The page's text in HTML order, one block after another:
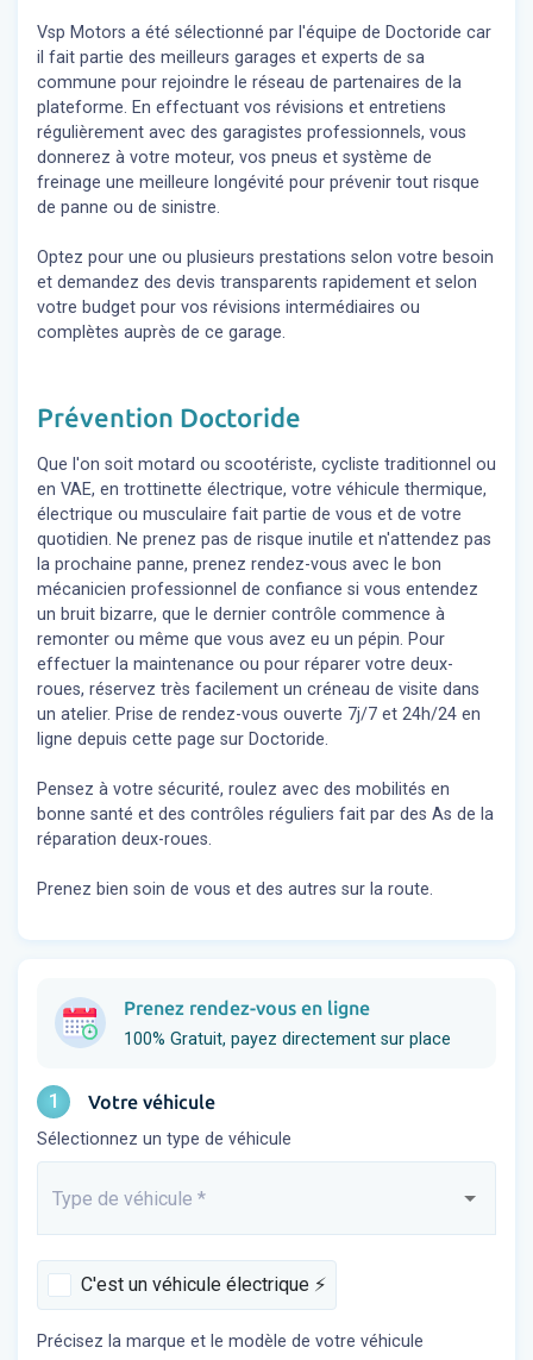
Vsp Motors a été sélectionné par l'équipe de Doctoride car
il fait partie des meilleurs garages et experts de sa
commune pour rejoindre le réseau de partenaires de la
plateforme. En effectuant vos révisions et entretiens
régulièrement avec des garagistes professionnels, vous
donnerez à votre moteur, vos pneus et système de
freinage une meilleure longévité pour prévenir tout risque
de panne ou de sinistre.
Optez pour une ou plusieurs prestations selon votre besoin
et demandez des devis transparents rapidement et selon
votre budget pour vos révisions intermédiaires ou
complètes auprès de ce garage.
Prévention Doctoride
Que l'on soit motard ou scootériste, cycliste traditionnel ou
en VAE, en trottinette électrique, votre véhicule thermique,
électrique ou musculaire fait partie de vous et de votre
quotidien. Ne prenez pas de risque inutile et n'attendez pas
la prochaine panne, prenez rendez-vous avec le bon
mécanicien professionnel de confiance si vous entendez
un bruit bizarre, que le dernier contrôle commence à
remonter ou même que vous avez eu un pépin. Pour
effectuer la maintenance ou pour réparer votre deux-
roues, réservez très facilement un créneau de visite dans
un atelier. Prise de rendez-vous ouverte 7j/7 et 24h/24 en
ligne depuis cette page sur Doctoride.
Pensez à votre sécurité, roulez avec des mobilités en
bonne santé et des contrôles réguliers fait par des As de la
réparation deux-roues.
Prenez bien soin de vous et des autres sur la route.
Prenez rendez-vous en ligne
100% Gratuit, payez directement sur place
1 Votre véhicule
Sélectionnez un type de véhicule
Saisissez...
Type de véhicule *
C'est un véhicule électrique ⚡️
Précisez la marque et le modèle de votre véhicule